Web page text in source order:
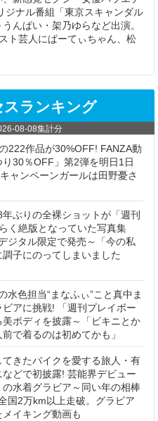
ジナル番組「東京スキャンダル
んぱい・架乃ゆらなど出演。
ト芸人にぱーてぃちゃん、松
スランキング
08-08集計分
222作品が30%OFF! FANZA動
30％OFF」第2弾を明日1日
ャンペーンガールは田野憂さ
ぶりの全裸ショットが「週刊
く絶版となっていた写真集
ジタル限定で発売～「今の私
子にのってしまいました
水色担当“まなふぃ”こと真中ま
アに挑戦! 「週刊プレイボー
ボディを披露～「ビキニとか
で着るのは初めてかも」
きたバイクを愛する旅人・有
どで初披露! 芸能界デビュー
水着グラビア～同い年の相棒
国2万km以上走破。グラビア
イキング動画も